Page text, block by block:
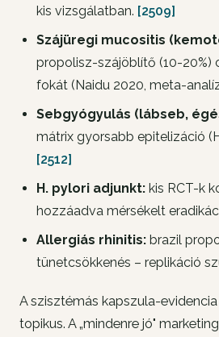
kis vizsgálatban. [2509]
Szájüregi mucositis
propolisz-szájöblítő (10-20%)
fokát (Naidu 2020, meta-
Sebgyógyulás (lábseb,
mátrix gyorsabb epitelizáció
[2512]
H. pylori adjunkt:kis RCT-k
hozzáadva mérsékelt
Allergiás rhinitis:brazil
tünetcsökkenés – replikáció
A szisztémás kapszula-
topikus. A „mindenre jó"